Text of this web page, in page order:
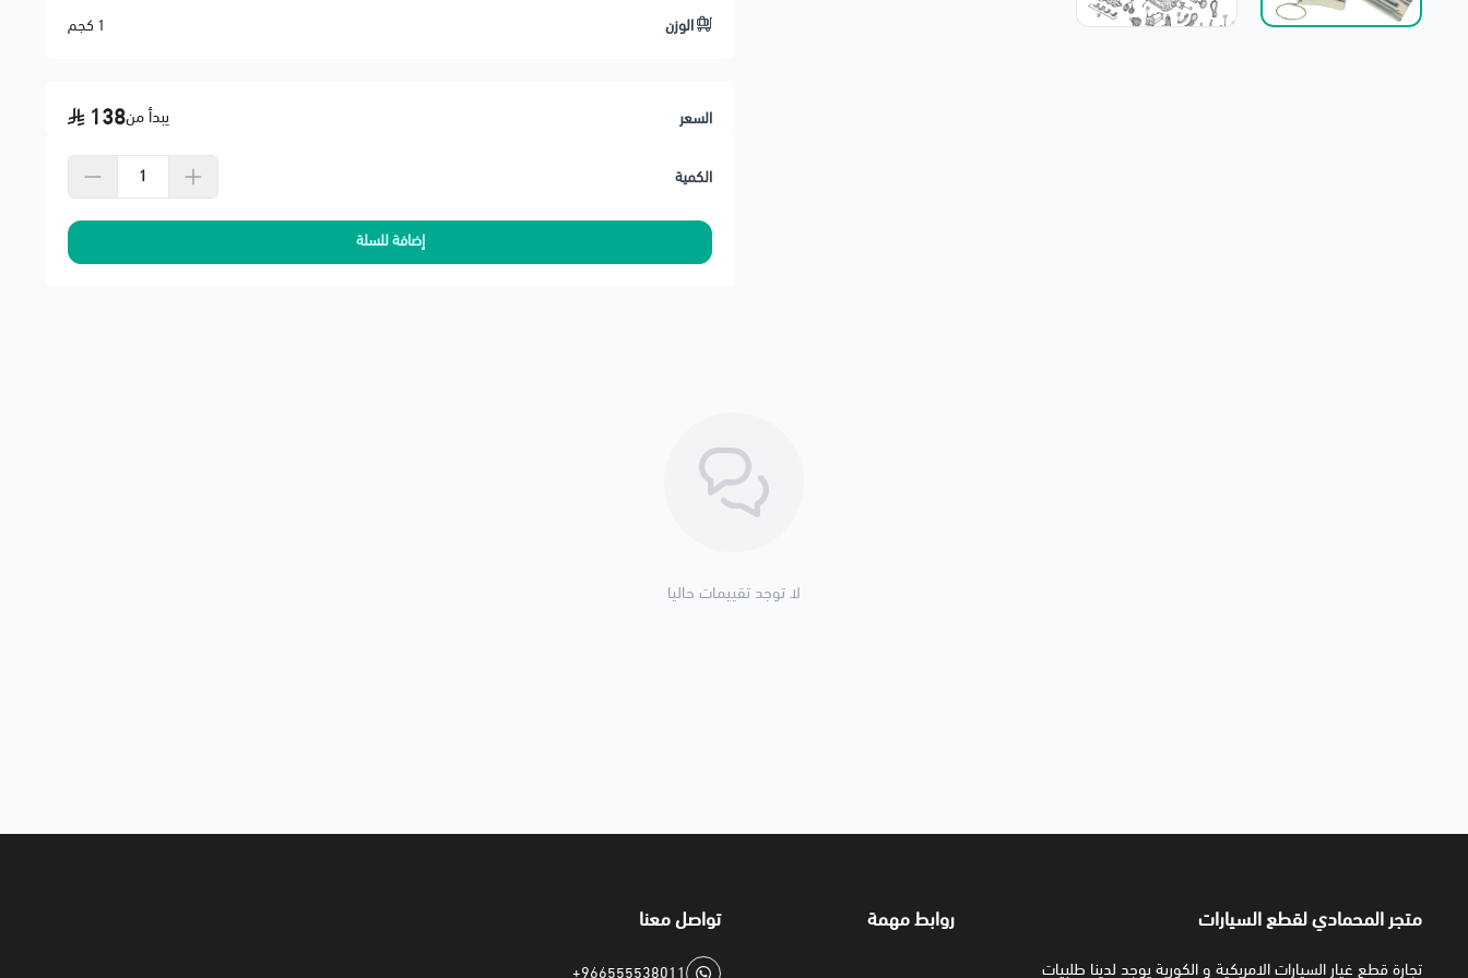
🔹 القطعة: رداد جنزير مكينة (Timing Chain Tensioner)
🔹 الأداء: يقلل أصوات التكتكة ويوفر عمر أطول للجنزير
🔹 التركيب: جاهز للتركيب Plug & Play
الوزن 1 كجم
السعر يبدأ من138
الكمية
إضافة للسلة
لا توجد تقييمات حاليا
متجر المحمادي لقطع السيارات
تجارة قطع غيار السيارات الامريكية و الكورية يوجد لدينا طلبيات
روابط مهمة تواصل معنا